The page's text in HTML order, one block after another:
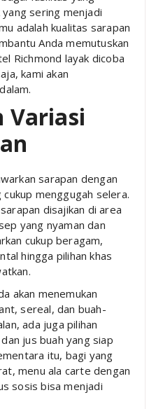
sering menjadi
adalah kualitas sarapan
Anda memutuskan
Richmond layak dicoba
kami akan
Variasi
sarapan dengan
menggugah selera.
disajikan di area
yang nyaman dan
cukup beragam,
hingga pilihan khas
akan menemukan
sereal, dan buah-
ada juga pilihan
jus buah yang siap
itu, bagi yang
menu ala carte dengan
sosis bisa menjadi